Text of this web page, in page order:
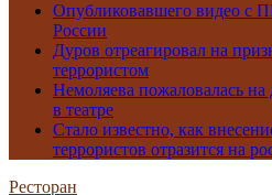
Опубликовавшего видео с
России
Дуров отреагировал на
террористом
Немоляева пожаловалась
в театре
Стало известно, как
террористов отразится на
Ресторан